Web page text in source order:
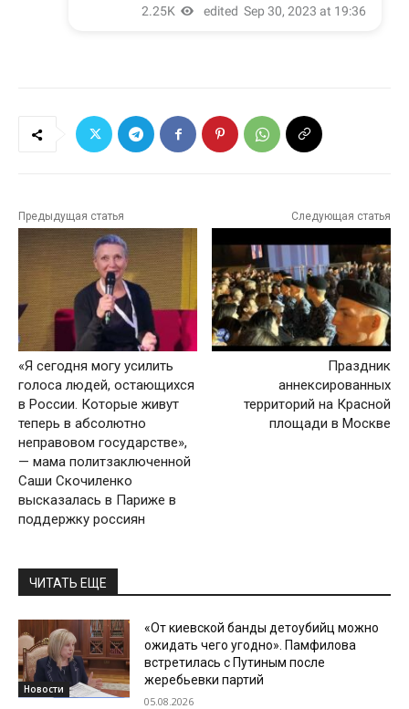
Предыдущая статья
«Я сегодня могу усилить
голоса людей, остающихся
в России. Которые живут
теперь в абсолютно
неправовом государстве»,
— мама политзаключенной
Саши Скочиленко
высказалась в Париже в
поддержку россиян
Следующая статья
Праздник
аннексированных
территорий на Красной
площади в Москве
ЧИТАТЬ ЕЩЕ
Новости
«От киевской банды детоубийц можно
ожидать чего угодно». Памфилова
встретилась с Путиным после
жеребьевки партий
05.08.2026